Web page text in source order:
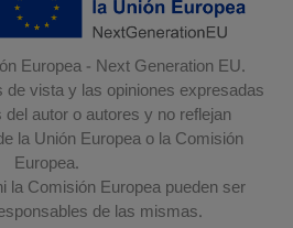
Europea - Next Generation EU.
vista y las opiniones expresadas
autor o autores y no reflejan
la Unión Europea o la Comisión
Europea.
la Comisión Europea pueden ser
de las mismas.